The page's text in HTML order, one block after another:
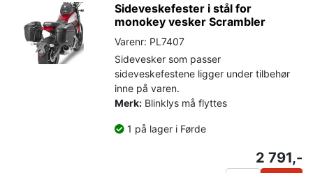
Sideveskefester i stål for
monokey vesker Scrambler
Varenr: PL7407
Sidevesker som passer
sideveskefestene ligger under tilbehør
inne på varen.
Merk: Blinklys må flyttes
1 på lager i Førde
2 791,-